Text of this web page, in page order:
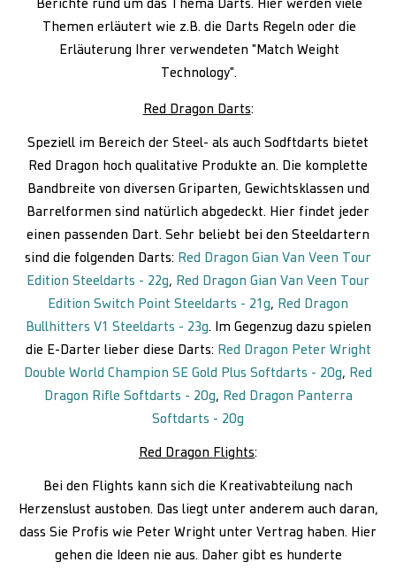
Berichte rund um das Thema Darts. Hier werden viele
Themen erläutert wie z.B. die Darts Regeln oder die
Erläuterung Ihrer verwendeten "Match Weight
Technology".
Red Dragon Darts:
Speziell im Bereich der Steel- als auch Sodftdarts bietet
Red Dragon hoch qualitative Produkte an. Die komplette
Bandbreite von diversen Griparten, Gewichtsklassen und
Barrelformen sind natürlich abgedeckt. Hier findet jeder
einen passenden Dart. Sehr beliebt bei den Steeldartern
sind die folgenden Darts: Red Dragon Gian Van Veen Tour
Edition Steeldarts - 22g, Red Dragon Gian Van Veen Tour
Edition Switch Point Steeldarts - 21g, Red Dragon
Bullhitters V1 Steeldarts - 23g. Im Gegenzug dazu spielen
die E-Darter lieber diese Darts: Red Dragon Peter Wright
Double World Champion SE Gold Plus Softdarts - 20g, Red
Dragon Rifle Softdarts - 20g, Red Dragon Panterra
Softdarts - 20g
Red Dragon Flights:
Bei den Flights kann sich die Kreativabteilung nach
Herzenslust austoben. Das liegt unter anderem auch daran,
dass Sie Profis wie Peter Wright unter Vertrag haben. Hier
gehen die Ideen nie aus. Daher gibt es hunderte